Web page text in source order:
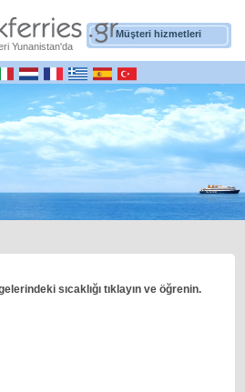
Yunanistan'da
Müşteri hizmetleri
sıcaklığı tıklayın ve öğrenin.